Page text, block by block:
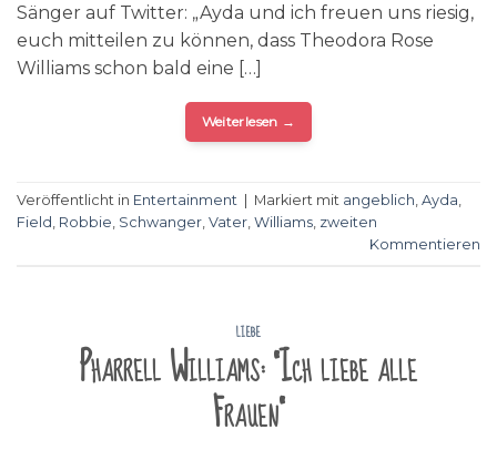
Sänger auf Twitter: „Ayda und ich freuen uns riesig,
euch mitteilen zu können, dass Theodora Rose
Williams schon bald eine […]
Weiterlesen →
Veröffentlicht in Entertainment Markiert mit angeblich, Ayda,
Field , Robbie, Schwanger, Vater, Williams, zweiten
Kommentieren
LIEBE
Pharrell Williams: "Ich liebe alle
Frauen"